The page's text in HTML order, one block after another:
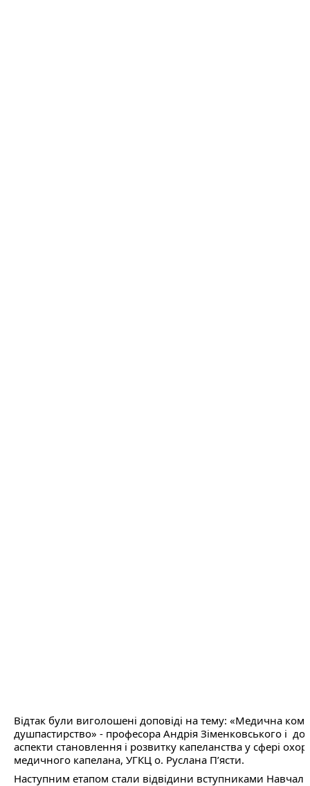
Відтак були виголошені доповіді на тему: «Медична
душпастирство» - професора Андрія Зіменковського і
аспекти становлення і розвитку капеланства у сфері
медичного капелана, УГКЦ о. Руслана П’ясти.
Наступним етапом стали відвідини вступниками